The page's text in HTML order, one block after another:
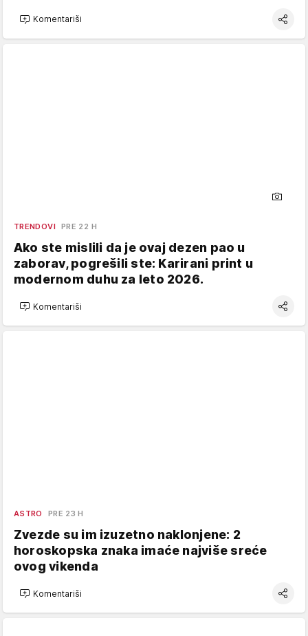
Komentariši
TRENDOVI PRE 22 H
Ako ste mislili da je ovaj dezen pao u
zaborav, pogrešili ste: Karirani print u
modernom duhu za leto 2026.
Komentariši
ASTRO PRE 23 H
Zvezde su im izuzetno naklonjene: 2
horoskopska znaka imaće najviše sreće
ovog vikenda
Komentariši